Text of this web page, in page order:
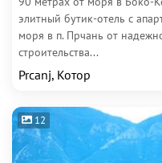
элитный бутик-отель с
моря в п. Прчань от
строительства...
Prcanj, Котор
12